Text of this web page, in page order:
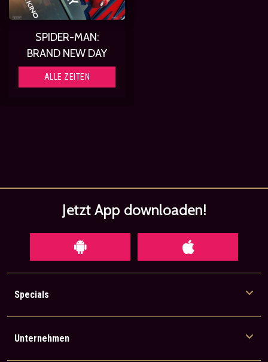
SPIDER-MAN:
BRAND NEW DAY
ALLE ZEITEN
Jetzt App downloaden!
Specials
Unternehmen